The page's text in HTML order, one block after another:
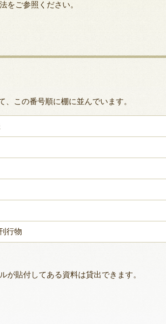
をご参照ください。
この番号順に棚に並んでいます。
行物
貼付してある資料は貸出できます。